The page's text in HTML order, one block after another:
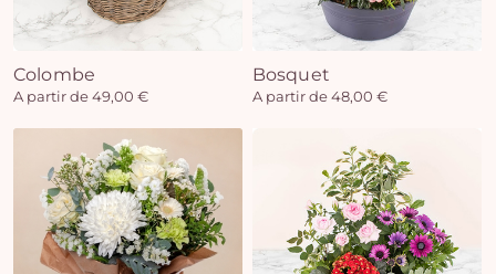
Colombe
A partir de 49,00 €
Bosquet
A partir de 48,00 €